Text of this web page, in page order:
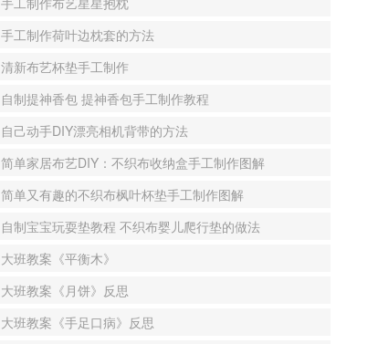
手工制作荷叶边枕套的方法
清新布艺杯垫手工制作
自制提神香包 提神香包手工制作教程
自己动手DIY漂亮相机背带的方法
简单家居布艺DIY：不织布收纳盒手工制作图解
简单又有趣的不织布枫叶杯垫手工制作图解
自制宝宝玩耍垫教程 不织布婴儿爬行垫的做法
大班教案《平衡木》
大班教案《月饼》反思
大班教案《手足口病》反思